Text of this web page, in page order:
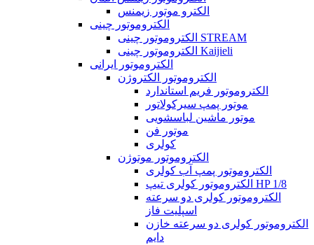
الکترو موتور زیمنس
الکتروموتور چینی
الکتروموتور چینی STREAM
الکتروموتور چینی Kaijieli
الکتروموتور ایرانی
الکتروموتور الکتروژن
الکتروموتور فریم استاندارد
موتور پمپ سیرکولاتور
موتور ماشین لباسشویی
موتور فن
کولری
الکتروموتور موتوژن
الکتروموتور پمپ آب کولری
الکتروموتور کولری تیپ HP 1/8
الکتروموتور کولری دو سرعته
اسپلیت فاز
الکتروموتور کولری دو سرعته خازن
دایم